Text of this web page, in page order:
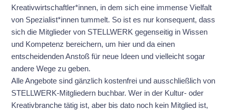
Kreativwirtschaftler*innen, in dem sich eine immense Vielfalt
von Spezialist*innen tummelt. So ist es nur konsequent, dass
sich die Mitglieder von STELLWERK gegenseitig in Wissen
und Kompetenz bereichern, um hier und da einen
entscheidenden Anstoß für neue Ideen und vielleicht sogar
andere Wege zu geben.
Alle Angebote sind gänzlich kostenfrei und ausschließlich von
STELLWERK-Mitgliedern buchbar. Wer in der Kultur- oder
Kreativbranche tätig ist, aber bis dato noch kein Mitglied ist,